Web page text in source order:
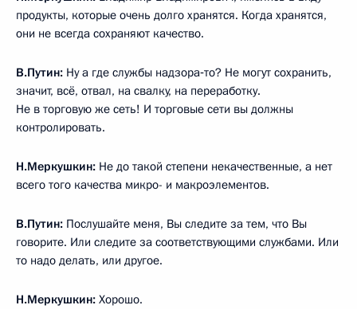
продукты, которые очень долго хранятся. Когда хранятся,
они не всегда сохраняют качество.
В.Путин: Ну а где службы надзора‑то? Не могут сохранить,
значит, всё, отвал, на свалку, на переработку.
Не в торговую же сеть! И торговые сети вы должны
контролировать.
Н.Меркушкин: Не до такой степени некачественные, а нет
всего того качества микро- и макроэлементов.
В.Путин: Послушайте меня, Вы следите за тем, что Вы
говорите. Или следите за соответствующими службами. Или
то надо делать, или другое.
Н.Меркушкин: Хорошо.